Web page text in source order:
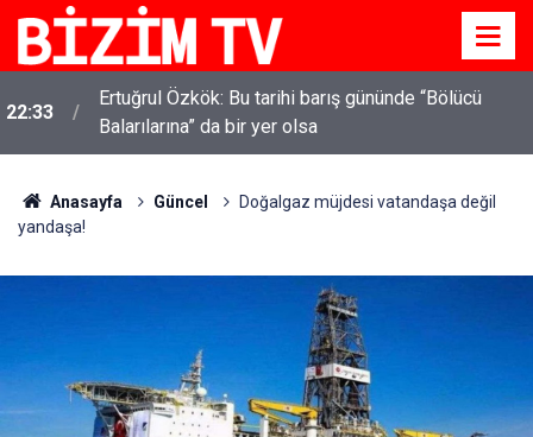
22:33
Ertuğrul Özkök: Bu tarihi barış gününde “Bölücü
Balarılarına” da bir yer olsa
Anasayfa Güncel
Doğalgaz müjdesi vatandaşa değil
yandaşa!